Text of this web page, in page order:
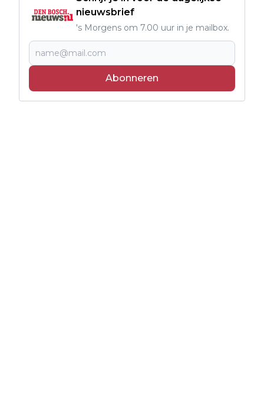
nieuwsbrief
's Morgens om 7.00 uur in je mailbox.
Abonneren